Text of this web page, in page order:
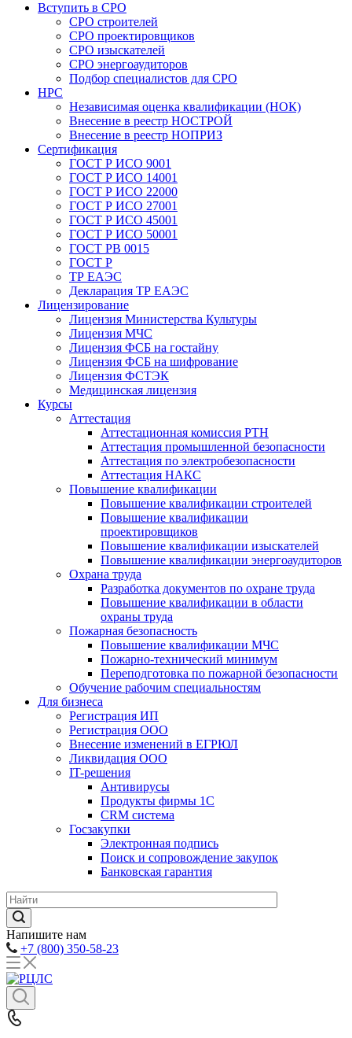
Вступить в СРО
СРО строителей
СРО проектировщиков
СРО изыскателей
СРО энергоаудиторов
Подбор специалистов для СРО
НРС
Независимая оценка квалификации (НОК)
Внесение в реестр НОСТРОЙ
Внесение в реестр НОПРИЗ
Сертификация
ГОСТ Р ИСО 9001
ГОСТ Р ИСО 14001
ГОСТ Р ИСО 22000
ГОСТ Р ИСО 27001
ГОСТ Р ИСО 45001
ГОСТ Р ИСО 50001
ГОСТ РВ 0015
ГОСТ Р
ТР ЕАЭС
Декларация ТР ЕАЭС
Лицензирование
Лицензия Министерства Культуры
Лицензия МЧС
Лицензия ФСБ на гостайну
Лицензия ФСБ на шифрование
Лицензия ФСТЭК
Медицинская лицензия
Курсы
Аттестация
Аттестационная комиссия РТН
Аттестация промышленной безопасности
Аттестация по электробезопасности
Аттестация НАКС
Повышение квалификации
Повышение квалификации строителей
Повышение квалификации
проектировщиков
Повышение квалификации изыскателей
Повышение квалификации энергоаудиторов
Охрана труда
Разработка документов по охране труда
Повышение квалификации в области
охраны труда
Пожарная безопасность
Повышение квалификации МЧС
Пожарно-технический минимум
Переподготовка по пожарной безопасности
Обучение рабочим специальностям
Для бизнеса
Регистрация ИП
Регистрация ООО
Внесение изменений в ЕГРЮЛ
Ликвидация ООО
IT-решения
Антивирусы
Продукты фирмы 1C
CRM система
Госзакупки
Электронная подпись
Поиск и сопровождение закупок
Банковская гарантия
Напишите нам
+7 (800) 350-58-23